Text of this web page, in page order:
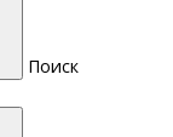
Поиск